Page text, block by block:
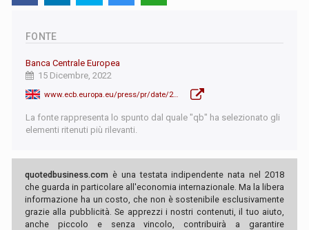
FONTE
Banca Centrale Europea
15 Dicembre, 2022
La fonte rappresenta lo spunto dal quale "qb" ha selezionato gli
elementi ritenuti più rilevanti.
quotedbusiness.com è una testata indipendente nata nel 2018
che guarda in particolare all'economia internazionale. Ma la libera
informazione ha un costo, che non è sostenibile esclusivamente
grazie alla pubblicità. Se apprezzi i nostri contenuti, il tuo aiuto,
anche piccolo e senza vincolo, contribuirà a garantire